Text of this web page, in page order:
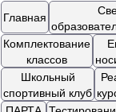
Главная
Комплектование
классов
Школьный
спортивный клуб